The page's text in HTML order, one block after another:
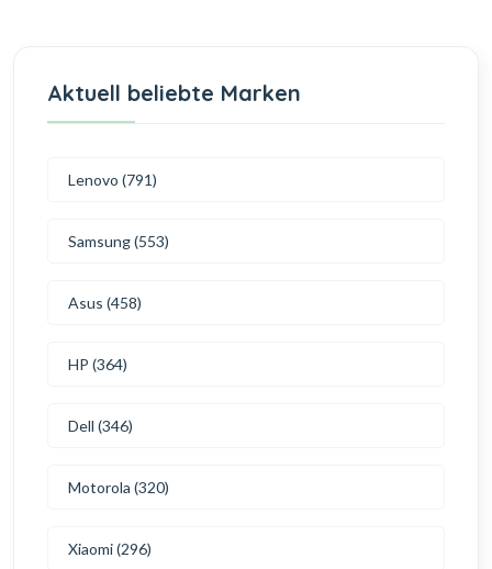
Aktuell beliebte Marken
Lenovo (791)
Samsung (553)
Asus (458)
HP (364)
Dell (346)
Motorola (320)
Xiaomi (296)